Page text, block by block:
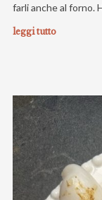
farli anche al forno.
leggi tutto